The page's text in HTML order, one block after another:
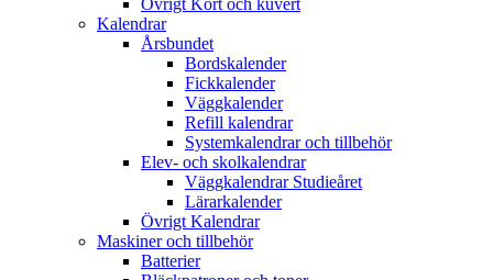
Övrigt Kort och kuvert
Kalendrar
Årsbundet
Bordskalender
Fickkalender
Väggkalender
Refill kalendrar
Systemkalendrar och tillbehör
Elev- och skolkalendrar
Väggkalendrar Studieåret
Lärarkalender
Övrigt Kalendrar
Maskiner och tillbehör
Batterier